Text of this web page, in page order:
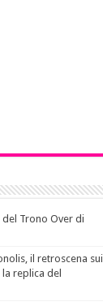
Trono Over di
il retroscena sui
replica del